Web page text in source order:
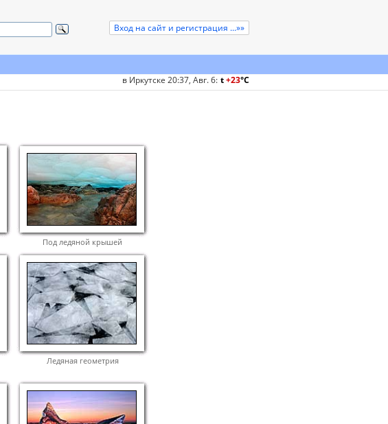
Вход на сайт и регистрация ...»»
в Иркутске 20:37, Авг. 6: t+23°C
Под ледяной крышей
Ледяная геометрия